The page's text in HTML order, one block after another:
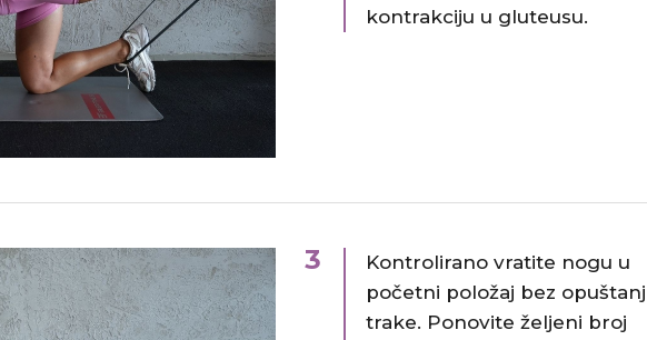
kontrakciju u gluteusu.
3
Kontrolirano vratite nogu u
početni položaj bez
trake. Ponovite željeni broj